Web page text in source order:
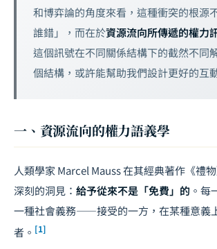
和博弈論的角度來看，這種衝突的根源
誰錯」，而在於資源流向所傳遞的權力
這個訊號在不同關係結構下的截然不同
個結構，或許能幫助我們設計更好的互
一、資源流向的權力語義學
人類學家 Marcel Mauss 在其經典著作《禮
深刻的洞見： 給予從來不是「免費」的 。每
一種社會義務——接受的一方，在某種意義
者。 [1]